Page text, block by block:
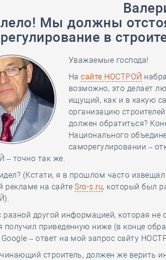
Мы должны
в
Уважаемые господа!
Насайте НОСТРОЙ
возможно, это делает
ищущий, как и в какую
организацию
должен обратиться?
Национального
саморегулировании –
– точно так же.
(Кстати, я в прошлом часто
рекламе на сайтеSro-s.ru, который был
разной другой информацией, которая не
получил приведенную ниже (в конце
– ответ на мой запрос сайту
строитель, должен же верить